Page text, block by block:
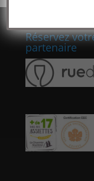
Réservez
partenaire